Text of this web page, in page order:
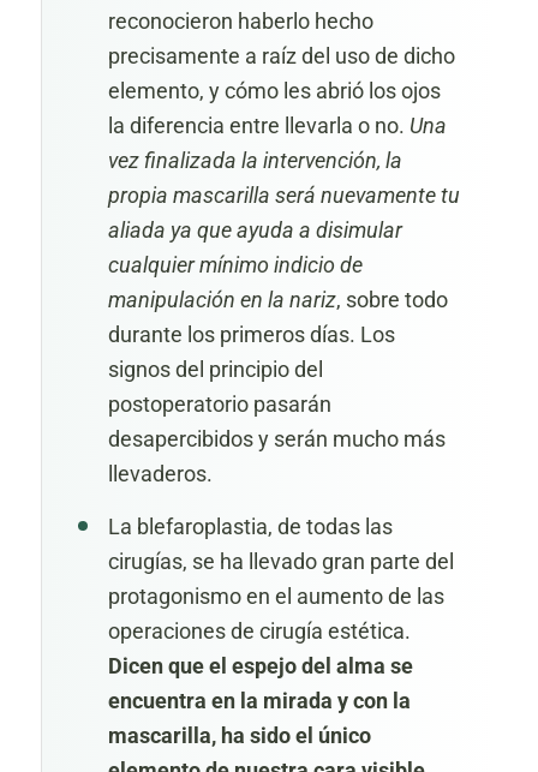
reconocieron haberlo hecho
precisamente a raíz del uso de dicho
elemento, y cómo les abrió los ojos
la diferencia entre llevarla o no. Una
vez finalizada la intervención, la
propia mascarilla será nuevamente tu
aliada ya que ayuda a disimular
cualquier mínimo indicio de
manipulación en la nariz, sobre todo
durante los primeros días. Los
signos del principio del
postoperatorio pasarán
desapercibidos y serán mucho más
llevaderos.
La blefaroplastia, de todas las
cirugías, se ha llevado gran parte del
protagonismo en el aumento de las
operaciones de cirugía estética.
Dicen que el espejo del alma se
encuentra en la mirada y con la
mascarilla, ha sido el único